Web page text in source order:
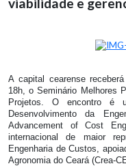
A capital cearense
18h, o Seminário Melhores
Projetos. O encontro é
Desenvolvimento da
Advancement of Cost
internacional de maior
Engenharia de Custos,
Agronomia do Ceará (Crea-